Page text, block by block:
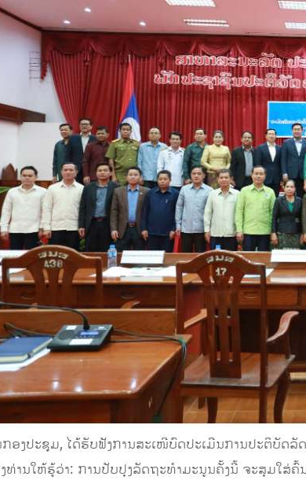
ກອງປະຊຸມ, ໄດ້ຮັບຟັງການສະເໜີບົດປະເມີນການປະຕິບັດ
ງທ່ານໃຫ້ຮູ້ວ່າ: ການປັບປຸງລັດຖະທຳມະນູນຄັ້ງນີ້ ຈະສຸມໃສ່